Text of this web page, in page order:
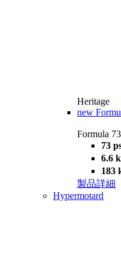
Heritage
new
Formula 73
73
6.6
183
製品詳細
Hypermotard